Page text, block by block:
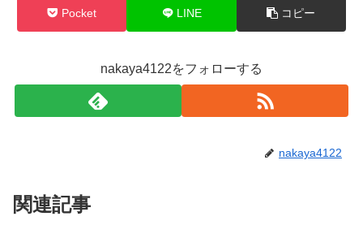
Pocket LINE コピー
nakaya4122をフォローする
nakaya4122
関連記事